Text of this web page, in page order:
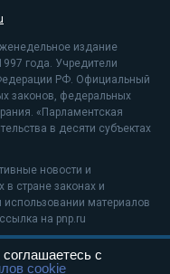
издание
года. Учредители
РФ. Официальный
законов, федеральных
«Парламентская
в десяти субъектах
новости и
стране законах и
использовании материалов
на pnp.ru
рекомендательные
с
cookie